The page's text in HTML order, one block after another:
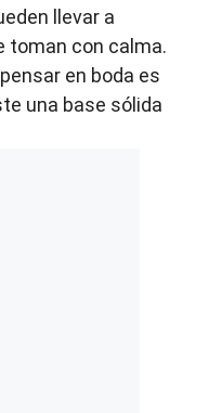
llevar a
toman con calma.
en boda es
una base sólida